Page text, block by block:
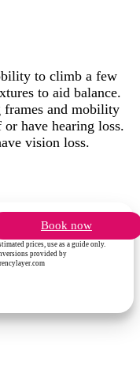
to climb a few
to aid balance.
and mobility
have hearing loss.
vision loss.
Book now
prices, use as a guide only.
provided by